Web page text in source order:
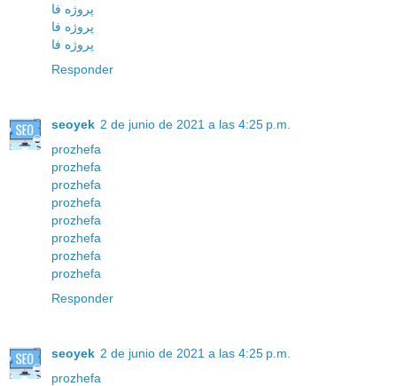
پروژه فا
پروژه فا
پروژه فا
Responder
seoyek 2 de junio de 2021 a las 4:25 p.m.
prozhefa
prozhefa
prozhefa
prozhefa
prozhefa
prozhefa
prozhefa
prozhefa
Responder
seoyek 2 de junio de 2021 a las 4:25 p.m.
prozhefa